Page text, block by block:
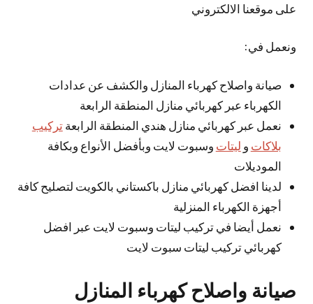
على موقعنا الالكتروني
ونعمل في:
صيانة واصلاح كهرباء المنازل والكشف عن عدادات
الكهرباء عبر كهربائي منازل المنطقة الرابعة
نعمل عبر كهربائي منازل هندي المنطقة الرابعةتركيب
بلاكات و ليتات وسبوت لايت وبأفضل الأنواع وبكافة
الموديلات
لدينا افضل كهربائي منازل باكستاني بالكويت لتصليح كافة
أجهزة الكهرباء المنزلية
نعمل أيضا في تركيب ليتات وسبوت لايت عبر افضل
كهربائي تركيب ليتات سبوت لايت
صيانة واصلاح كهرباء المنازل